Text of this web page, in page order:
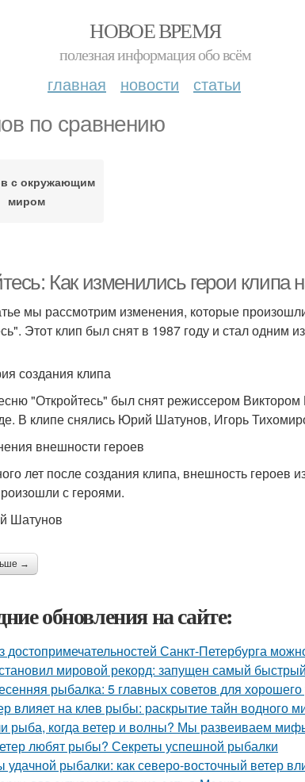
НОВОЕ ВРЕМЯ
полезная информация обо всём
главная новости статьи
по сравнению
с окружающим
миром
Как изменились герои
мы рассмотрим изменения, которые
Этот клип был снят в 1987 году и стал
создания клипа
"Откройтесь" был снят режиссером
В клипе снялись Юрий Шатунов, Игорь
внешности героев
лет после создания клипа, внешность
с героями.
Шатунов
→
обновления на сайте:
достопримечательностей Санкт-Петербурга
мировой рекорд: запущен самый
рыбалка: 5 главных советов для
влияет на клев рыбы: раскрытие тайн водного
рыба, когда ветер и волны? Мы развеиваем
любят рыбы? Секреты успешной рыбалки
удачной рыбалки: как северо-восточный ветер